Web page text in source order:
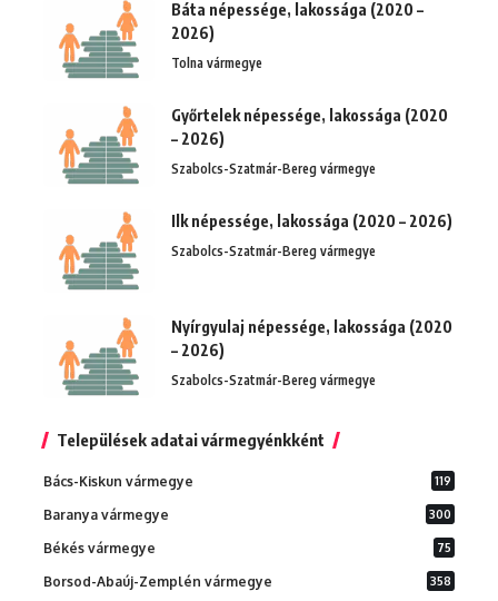
Báta népessége, lakossága (2020 –
2026)
Tolna vármegye
Győrtelek népessége, lakossága (2020
– 2026)
Szabolcs-Szatmár-Bereg vármegye
Ilk népessége, lakossága (2020 – 2026)
Szabolcs-Szatmár-Bereg vármegye
Nyírgyulaj népessége, lakossága (2020
– 2026)
Szabolcs-Szatmár-Bereg vármegye
Települések adatai vármegyénkként
Bács-Kiskun vármegye 119
Baranya vármegye 300
Békés vármegye 75
Borsod-Abaúj-Zemplén vármegye 358